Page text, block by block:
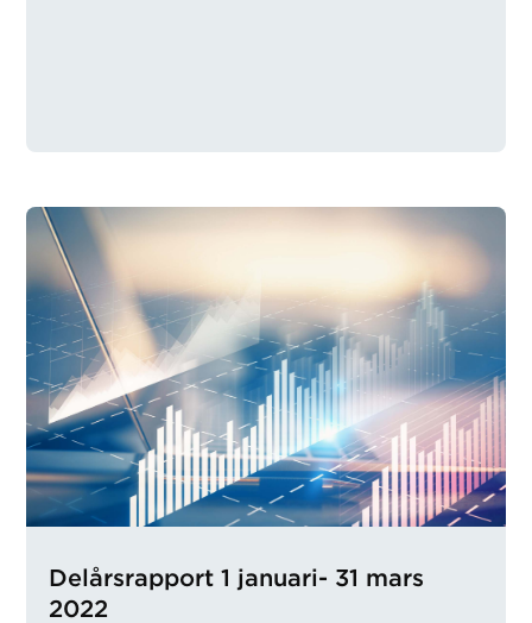
Delårsrapport 1 januari- 31 mars
2022